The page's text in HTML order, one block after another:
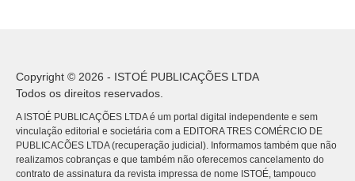
Copyright © 2026 - ISTOÉ PUBLICAÇÕES LTDA
Todos os direitos reservados.
A ISTOÉ PUBLICAÇÕES LTDA é um portal digital independente e sem
vinculação editorial e societária com a EDITORA TRES COMÉRCIO DE
PUBLICACÕES LTDA (recuperação judicial). Informamos também que não
realizamos cobranças e que também não oferecemos cancelamento do
contrato de assinatura da revista impressa de nome ISTOÉ, tampouco